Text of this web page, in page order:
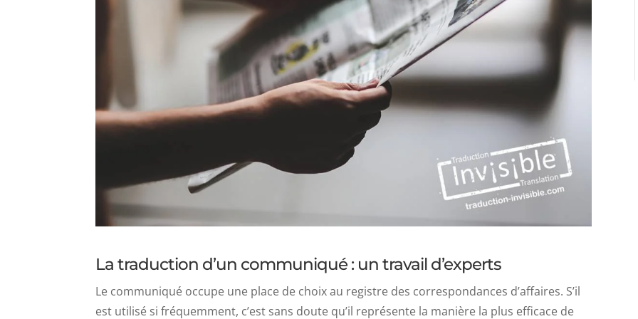
La traduction d’un communiqué : un travail d’experts
Le communiqué occupe une place de choix au registre des correspondances d’affaires. S’il
est utilisé si fréquemment, c’est sans doute qu’il représente la manière la plus efficace de